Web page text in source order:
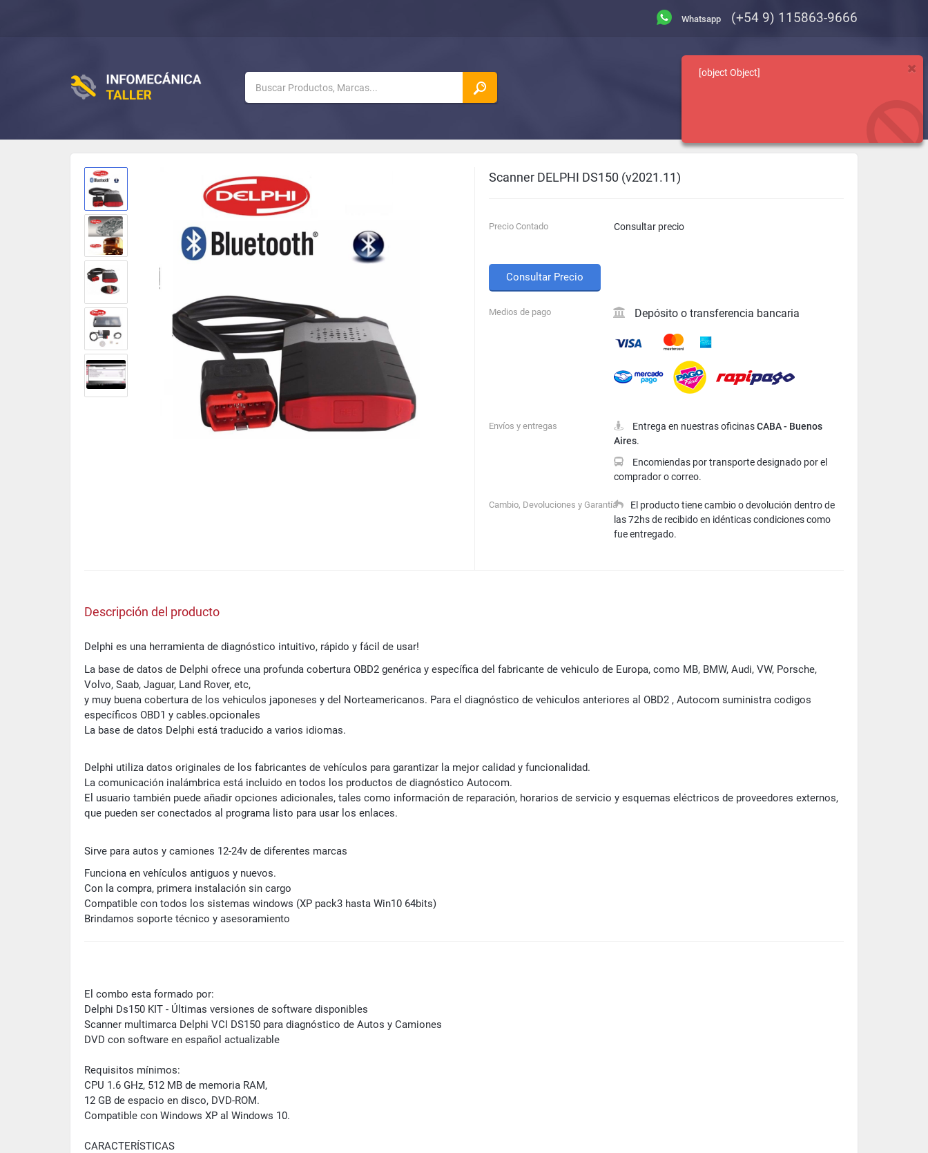
(+54 9) 115863-9666
Scanner DELPHI DS150 (v2021.11)
Precio Contado Consultar precio
Consultar Precio
Medios de pago Depósito o transferencia bancaria
Visa Mastercard
Envíos y entregas Entrega en nuestras oficinasCABA - Buenos
Aires.
Encomiendas por transporte designado por el
comprador o correo.
Cambio, Devoluciones y Garantía
El producto tiene cambio o devolución dentro de
las 72hs de recibido en idénticas condiciones como
fue entregado.
Descripción del producto
Delphi es una herramienta de diagnóstico intuitivo, rápido y fácil de usar!
La base de datos de Delphi ofrece una profunda cobertura OBD2 genérica y específica del fabricante de vehiculo de Europa, como MB, BMW, Audi, VW, Porsche,
Volvo, Saab, Jaguar, Land Rover, etc,
y muy buena cobertura de los vehiculos japoneses y del Norteamericanos. Para el diagnóstico de vehiculos anteriores al OBD2 , Autocom suministra codigos
específicos OBD1 y cables.opcionales
La base de datos Delphi está traducido a varios idiomas.
Delphi utiliza datos originales de los fabricantes de vehículos para garantizar la mejor calidad y funcionalidad.
La comunicación inalámbrica está incluido en todos los productos de diagnóstico Autocom.
El usuario también puede añadir opciones adicionales, tales como información de reparación, horarios de servicio y esquemas eléctricos de proveedores externos,
que pueden ser conectados al programa listo para usar los enlaces.
Sirve para autos y camiones 12-24v de diferentes marcas
Funciona en vehículos antiguos y nuevos.
Con la compra, primera instalación sin cargo
Compatible con todos los sistemas windows (XP pack3 hasta Win10 64bits)
Brindamos soporte técnico y asesoramiento
El combo esta formado por:
Delphi Ds150 KIT - Últimas versiones de software disponibles
Scanner multimarca Delphi VCI DS150 para diagnóstico de Autos y Camiones
DVD con software en español actualizable
Requisitos mínimos:
CPU 1.6 GHz, 512 MB de memoria RAM,
12 GB de espacio en disco, DVD-ROM.
Compatible con Windows XP al Windows 10.
CARACTERÍSTICAS
[object Object]